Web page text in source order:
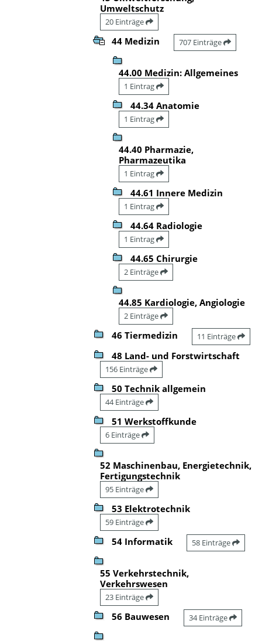
Umweltschutz
20 Einträge
44 Medizin 707 Einträge
44.00 Medizin: Allgemeines
1 Eintrag
44.34 Anatomie
1 Eintrag
44.40 Pharmazie,
Pharmazeutika
1 Eintrag
44.61 Innere Medizin
1 Eintrag
44.64 Radiologie
1 Eintrag
44.65 Chirurgie
2 Einträge
44.85 Kardiologie, Angiologie
2 Einträge
46 Tiermedizin 11 Einträge
48 Land- und Forstwirtschaft
156 Einträge
50 Technik allgemein
44 Einträge
51 Werkstoffkunde
6 Einträge
52 Maschinenbau, Energietechnik,
Fertigungstechnik
95 Einträge
53 Elektrotechnik
59 Einträge
54 Informatik 58 Einträge
55 Verkehrstechnik,
Verkehrswesen
23 Einträge
56 Bauwesen 34 Einträge